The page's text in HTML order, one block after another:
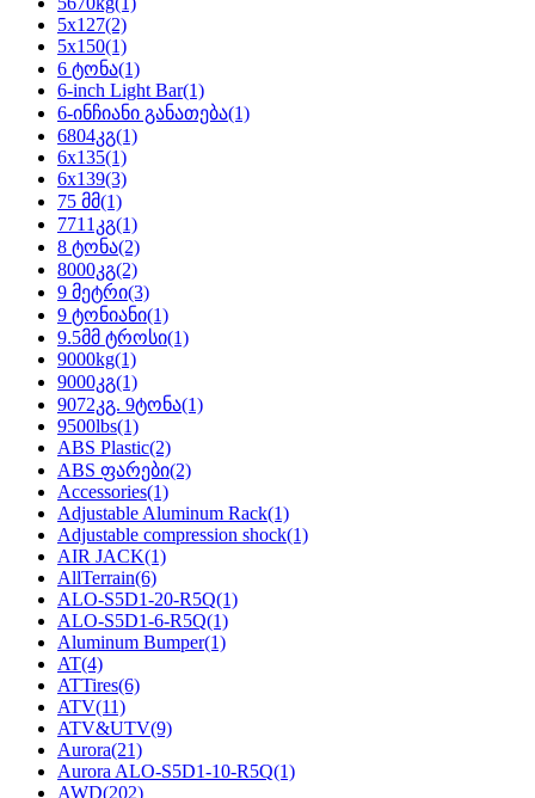
5x127(2)
5x150(1)
6 ტონა(1)
6-inch Light Bar(1)
6-ინჩიანი განათება(1)
6804კგ(1)
6x135(1)
6x139(3)
75 მმ(1)
7711კგ(1)
8 ტონა(2)
8000კგ(2)
9 მეტრი(3)
9 ტონიანი(1)
9.5მმ ტროსი(1)
9000kg(1)
9000კგ(1)
9072კგ. 9ტონა(1)
9500lbs(1)
ABS Plastic(2)
ABS ფარები(2)
Accessories(1)
Adjustable Aluminum Rack(1)
Adjustable compression shock(1)
AIR JACK(1)
AllTerrain(6)
ALO-S5D1-20-R5Q(1)
ALO-S5D1-6-R5Q(1)
Aluminum Bumper(1)
AT(4)
ATTires(6)
ATV(11)
ATV&UTV(9)
Aurora(21)
Aurora ALO-S5D1-10-R5Q(1)
AWD(202)